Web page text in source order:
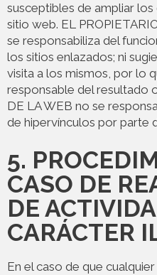
susceptibles de ampliar
sitio web. EL
se responsabiliza del
los sitios enlazados; ni
visita a los mismos, por lo
responsable del resultado
DE LA WEB no se
de hipervínculos por parte
5.
CASO DE
DE
CARÁCTER
En el caso de que